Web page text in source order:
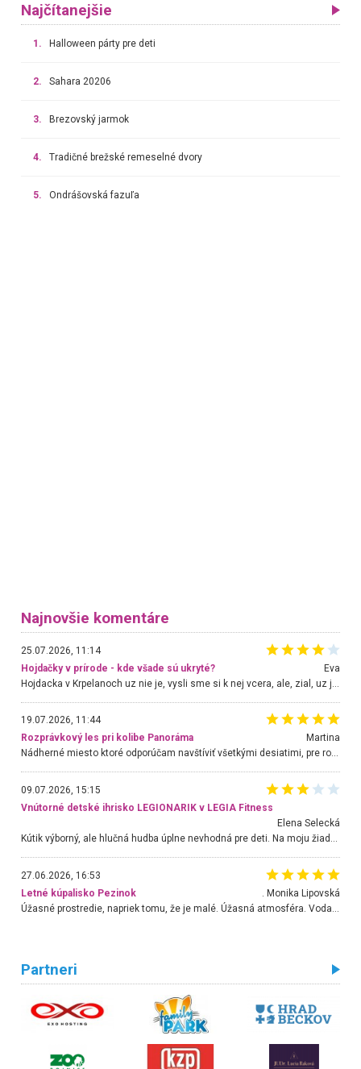
Najčítanejšie
1. Halloween párty pre deti
2. Sahara 20206
3. Brezovský jarmok
4. Tradičné brežské remeselné dvory
5. Ondrášovská fazuľa
Najnovšie komentáre
25.07.2026, 11:14
Hojdačky v prírode - kde všade sú ukryté?
Eva
19.07.2026, 11:44
Rozprávkový les pri kolibe Panoráma
Martina
Nádherné miesto ktoré odporúčam navštíviť všetkými desiatimi, pre rodiny s deťmi, dôchodcom... Proste a jednoducho ozaj rozprávkový les.. určite ešte prídeme. Odniesli sme si na pamiatku krásne tričká,
09.07.2026, 15:15
Vnútorné detské ihrisko LEGIONARIK v LEGIA Fitness
Elena Selecká
Kútik výborný, ale hlučná hudba úplne nevhodná pre deti. Na moju žiadosť o aspoň sušenie nereagovali.
27.06.2026, 16:53
Letné kúpalisko Pezinok
. Monika Lipovská
Partneri